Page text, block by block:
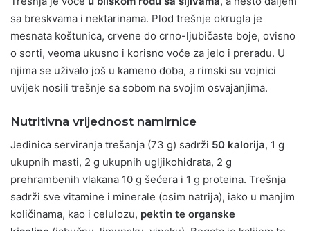
sa breskvama i nektarinama. Plod trešnje okrugla je
mesnata koštunica, crvene do crno-ljubičaste boje, ovisno
o sorti, veoma ukusno i korisno voće za jelo i preradu. U
njima se uživalo još u kameno doba, a rimski su vojnici
uvijek nosili trešnje sa sobom na svojim osvajanjima.
Nutritivna vrijednost namirnice
Jedinica serviranja trešanja (73 g) sadrži 50 kalorija, 1 g
ukupnih masti, 2 g ukupnih ugljikohidrata, 2 g
prehrambenih vlakana 10 g šećera i 1 g proteina. Trešnja
sadrži sve vitamine i minerale (osim natrija), iako u manjim
količinama, kao i celulozu, pektin te organske